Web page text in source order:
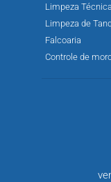
Limpeza
Limpeza de
Falcoaria
Controle de